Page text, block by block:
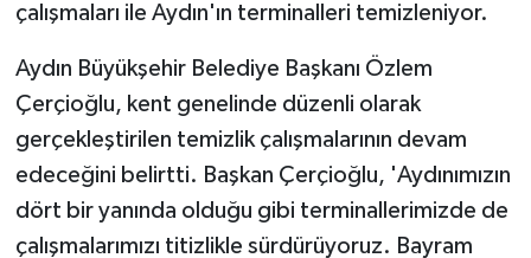
çalışmaları ile Aydın'ın terminalleri temizleniyor.
Aydın Büyükşehir Belediye Başkanı Özlem
Çerçioğlu, kent genelinde düzenli olarak
gerçekleştirilen temizlik çalışmalarının devam
edeceğini belirtti. Başkan Çerçioğlu, 'Aydınımızın
dört bir yanında olduğu gibi terminallerimizde de
çalışmalarımızı titizlikle sürdürüyoruz. Bayram